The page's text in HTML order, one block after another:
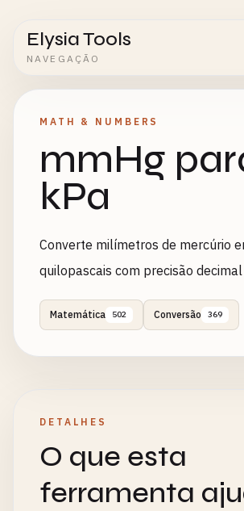
Elysia Tools
NAVEGAÇÃO
MATH & NUMBERS
mmHg
kPa
Converte milímetros de mercúrio
quilopascais com precisão
Matemática 502 Conversão 369
DETALHES
O que esta
ferramenta